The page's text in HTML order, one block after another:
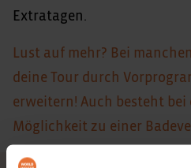
Extratagen.
Lust auf mehr? Bei
deine Tour durch
erweitern! Auch besteht bei
Möglichkeit zu einer